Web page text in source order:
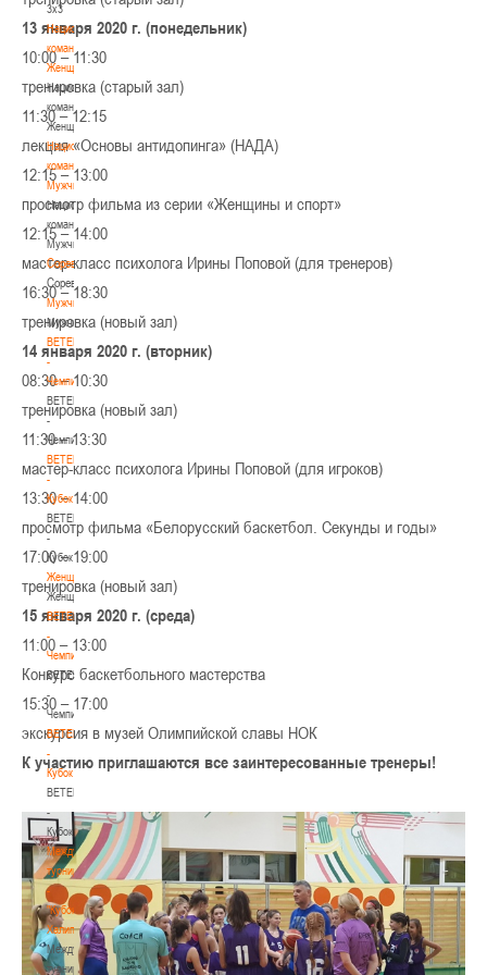
3х3
Национальная
команда.
Женщины
Национальная
команда.
Женщины
Национальная
команда.
Мужчины
Национальная
команда.
Мужчины
Соревнования
Соревнования
Мужчины
Мужчины
BETERA
-
Чемпионат
BETERA
-
Чемпионат
BETERA
-
Кубок
BETERA
-
Кубок
Женщины
Женщины
BETERA
-
Чемпионат
BETERA
-
Чемпионат
BETERA
-
Кубок
BETERA
-
Кубок
Международный
турнир
-
"Кубок
Халипского"
Международный
турнир
13 января 2020 г. (понедельник)
10:00 – 11:30
тренировка (старый зал)
11:30 – 12:15
лекция «Основы антидопинга» (НАДА)
12:15 – 13:00
просмотр фильма из серии «Женщины и спорт»
12:15 – 14:00
мастер-класс психолога Ирины Поповой (для тренеров)
16:30 – 18:30
тренировка (новый зал)
14 января 2020 г. (вторник)
08:30 – 10:30
тренировка (новый зал)
11:30 – 13:30
мастер-класс психолога Ирины Поповой (для игроков)
13:30 – 14:00
просмотр фильма «Белорусский баскетбол. Секунды и годы»
17:00 – 19:00
тренировка (новый зал)
15 января 2020 г. (среда)
11:00 – 13:00
Конкурс баскетбольного мастерства
15:30 – 17:00
экскурсия в музей Олимпийской славы НОК
К участию приглашаются все заинтересованные тренеры!